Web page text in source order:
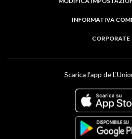
INFORMATIVA
CORPORATE
Scarica l'app de